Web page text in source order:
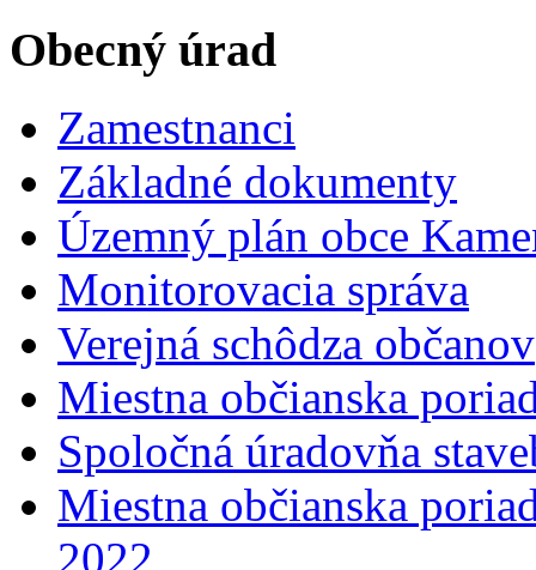
Obecný úrad
Zamestnanci
Základné dokumenty
Územný plán obce
Monitorovacia správa
Verejná schôdza občanov
Miestna občianska
Spoločná úradovňa
Miestna občianska
2022